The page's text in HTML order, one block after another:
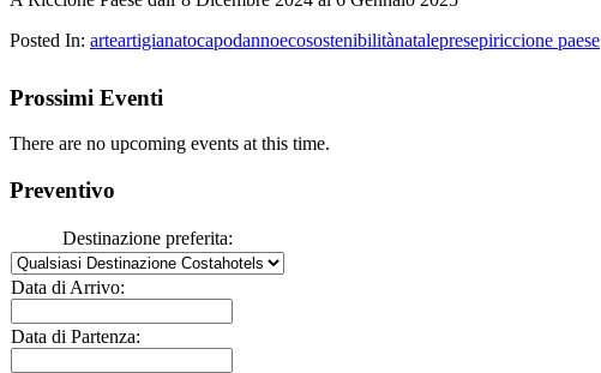
Posted In: arteartigianatocapodannoecosostenibilitànatalepresepiriccione paese
Prossimi Eventi
There are no upcoming events at this time.
Preventivo
Destinazione preferita:
Data di Arrivo:
Data di Partenza: